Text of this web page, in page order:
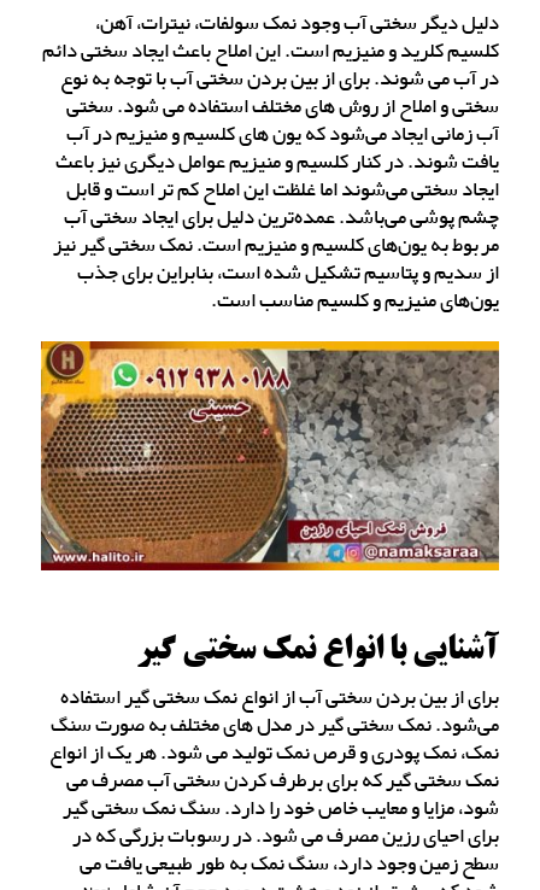
دلیل دیگر سختی آب وجود نمک سولفات، نیترات، آهن،
کلسیم کلرید و منیزیم است. این املاح باعث ایجاد سختی دائم
در آب می شوند. برای از بین بردن سختی آب با توجه به نوع
سختی و املاح از روش های مختلف استفاده می شود. سختی
آب زمانی ایجاد می‌شود که یون های کلسیم و منیزیم در آب
یافت شوند. در کنار کلسیم و منیزیم عوامل دیگری نیز باعث
ایجاد سختی می‌شوند اما غلظت این املاح کم تر است و قابل
چشم پوشی می‌باشد. عمده‌ترین دلیل برای ایجاد سختی آب
مربوط به یون‌های کلسیم و منیزیم است. نمک سختی گیر نیز
از سدیم و پتاسیم تشکیل شده است، بنابراین برای جذب
یون‌های منیزیم و کلسیم مناسب است.
آشنایی با انواع نمک سختی گیر
برای از بین بردن سختی آب از انواع نمک سختی گیر استفاده
می‌شود. نمک سختی گیر در مدل های مختلف به صورت سنگ
نمک، نمک پودری و قرص نمک تولید می شود. هر یک از انواع
نمک سختی گیر که برای برطرف کردن سختی آب مصرف می
شود، مزایا و معایب خاص خود را دارد. سنگ نمک سختی گیر
برای احیای رزین مصرف می شود. در رسوبات بزرگی که در
سطح زمین وجود دارد، سنگ نمک به طور طبیعی یافت می